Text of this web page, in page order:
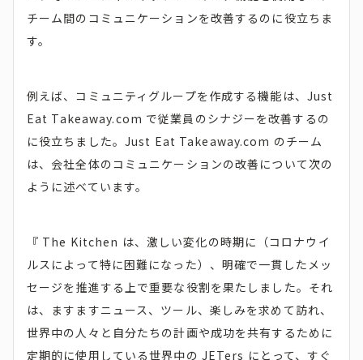
チーム間のコミュニケーションを改善するのに役立ちま
す。
例えば、コミュニティグループを作成する機能は、Just
Eat Takeaway.com で従業員のシナジーを改善するの
に役立ちました。Just Eat Takeaway.com のチーム
は、会社全体のコミュニケーションの改善について次の
ように述べています。
『 The Kitchen は、激しい変化の時期に（コロナウイ
ルスによって特に困難になった）、明確で一貫したメッ
セージを推進する上で重要な役割を果たしました。それ
は、ますますニュース、ツール、楽しみを求めて訪れ、
世界中の人々と自分たちの計画や成功を共有するために
定期的に使用している世界中の JETers にとって、すぐ